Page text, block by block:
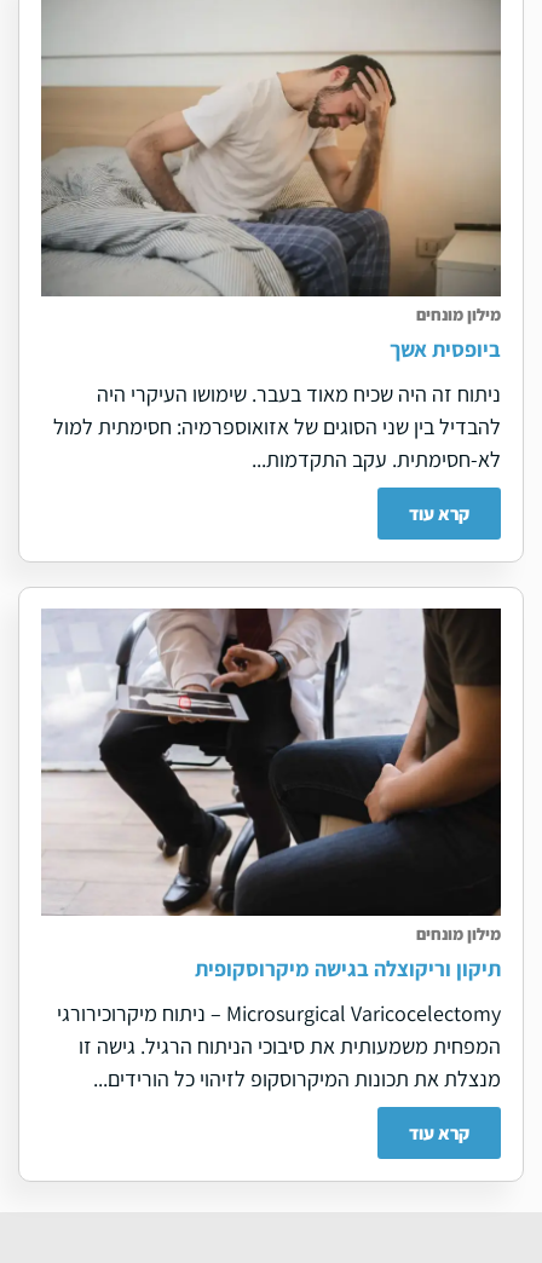
מילון מונחים
ביופסית אשך
ניתוח זה היה שכיח מאוד בעבר. שימושו העיקרי היה
להבדיל בין שני הסוגים של אזואוספרמיה: חסימתית למול
לא-חסימתית. עקב התקדמות...
קרא עוד
מילון מונחים
תיקון וריקוצלה בגישה מיקרוסקופית
Microsurgical Varicocelectomy – ניתוח מיקרוכירורגי
המפחית משמעותית את סיבוכי הניתוח הרגיל. גישה זו
מנצלת את תכונות המיקרוסקופ לזיהוי כל הורידים...
קרא עוד